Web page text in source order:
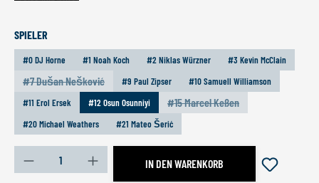
SPIELERAUSWÄHLEN
#0 DJ Horne #1 Noah Koch #2 Niklas Würzner #3 Kevin McClain
#7 Dušan Nešković
(Diese Option ist zurzeit nicht verfügbar.)
#9 Paul Zipser
#10 Samuell Williamson
#11 Erol Ersek
#12 Osun Osunniyi #15 Marcel Keßen
(Diese Option ist zurzeit nicht
#20 Michael Weathers #21 Mateo Šerić
Produkt Anzahl: Gib den gewünschten Wert ein oder
IN DEN WARENKORB